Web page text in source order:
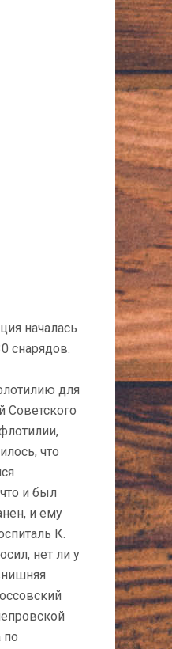
началась
снарядов.
для
что
и был
и ему
К.
нет ли у
по